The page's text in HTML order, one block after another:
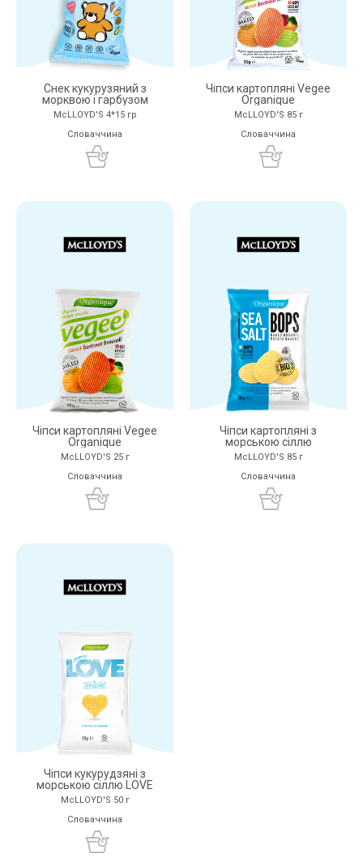
Снек кукурузяний з
морквою і гарбузом
McLLOYD'S 4*15 гр
Словаччина
Чіпси картопляні Vegee
Organique
McLLOYD'S 85 г
Словаччина
Чіпси картопляні Vegee
Organique
McLLOYD'S 25 г
Словаччина
Чіпси картопляні з
морською сіллю
McLLOYD'S 85 г
Словаччина
Чіпси кукурудзяні з
морською сіллю LOVE
McLLOYD'S 50 г
Словаччина